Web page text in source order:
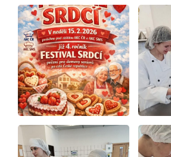
Virtuální prohlídka
Kontakty